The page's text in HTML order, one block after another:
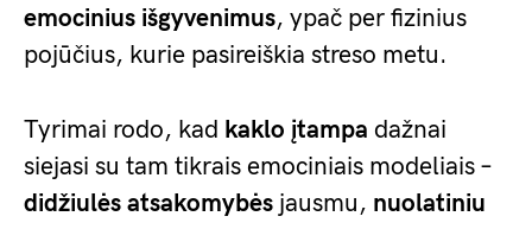
emocinius išgyvenimus, ypač per fizinius
pojūčius, kurie pasireiškia streso metu.
Tyrimai rodo, kad kaklo įtampa dažnai
siejasi su tam tikrais emociniais modeliais –
didžiulės atsakomybės jausmu, nuolatiniu